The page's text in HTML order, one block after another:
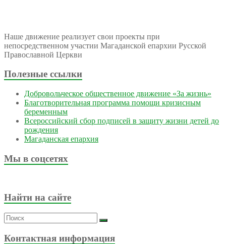
Наше движение реализует свои проекты при
непосредственном участии Магаданской епархии Русской
Православной Церкви
Полезные ссылки
Добровольческое общественное движение «За жизнь»
Благотворительная программа помощи кризисным
беременным
Всероссийский сбор подписей в защиту жизни детей до
рождения
Магаданская епархия
Мы в соцсетях
Найти на сайте
Контактная информация